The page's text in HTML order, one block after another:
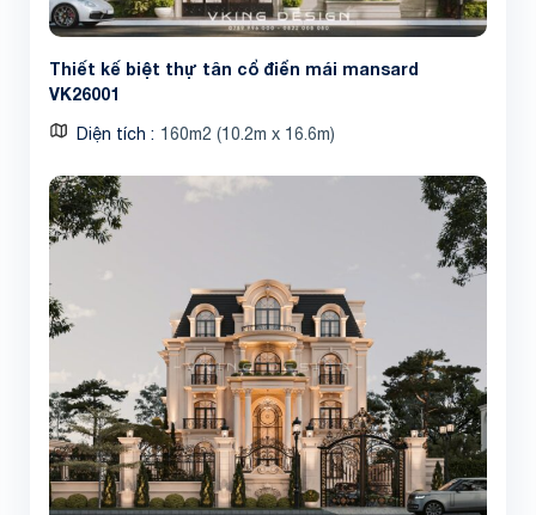
Thiết kế biệt thự tân cổ điển mái mansard
VK26001
Diện tích 160m2 (10.2m x 16.6m)